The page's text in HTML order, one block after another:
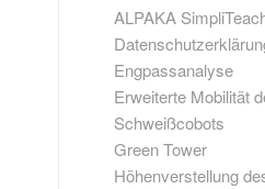
ALPAKA
Engpassanalyse
Erweiterte Mobilität
Schweißcobots
Green Tower
Höhenverstellung